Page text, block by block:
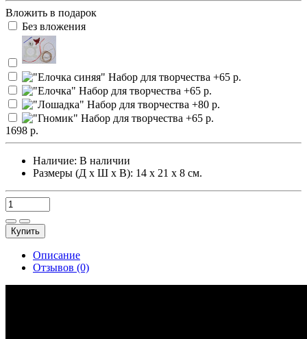
Вложить в подарок
Без вложения
1698 р.
Наличие: В наличии
Размеры (Д х Ш х В): 14 х 21 х 8 см.
Купить
Описание
Отзывов (0)